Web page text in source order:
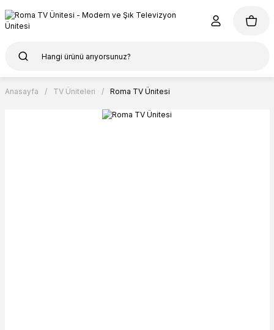
Anasayfa TV Üniteleri Roma TV Ünitesi